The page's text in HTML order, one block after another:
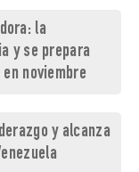
la
y se prepara
noviembre
y alcanza